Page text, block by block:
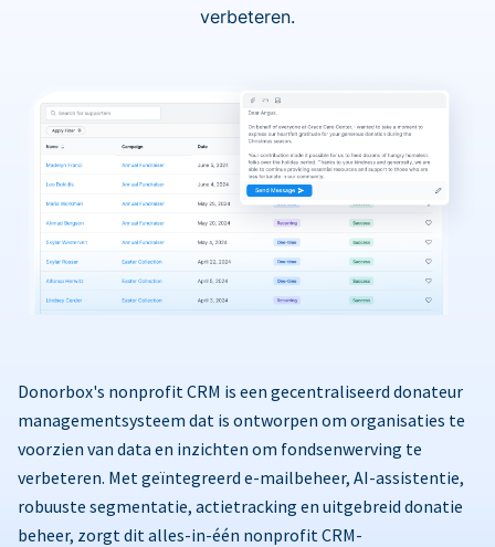
verbeteren.
Donorbox's nonprofit CRM is een gecentraliseerd donateur
managementsysteem dat is ontworpen om organisaties te
voorzien van data en inzichten om fondsenwerving te
verbeteren. Met geïntegreerd e-mailbeheer, AI-assistentie,
robuuste segmentatie, actietracking en uitgebreid donatie
beheer, zorgt dit alles-in-één nonprofit CRM-